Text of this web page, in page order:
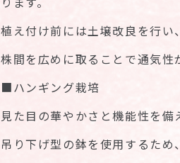
植え付け前には土壌改良を行い
株間を広めに取ることで通気性
■ハンギング栽培
見た目の華やかさと機能性を備
吊り下げ型の鉢を使用するため